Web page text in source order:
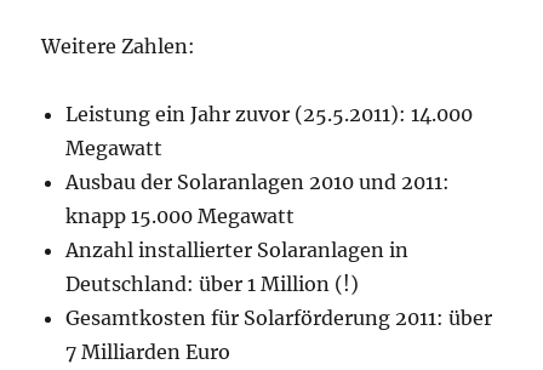
Weitere Zahlen:
Leistung ein Jahr zuvor (25.5.2011): 14.000
Megawatt
Ausbau der Solaranlagen 2010 und 2011:
knapp 15.000 Megawatt
Anzahl installierter Solaranlagen in
Deutschland: über 1 Million (!)
Gesamtkosten für Solarförderung 2011: über
7 Milliarden Euro